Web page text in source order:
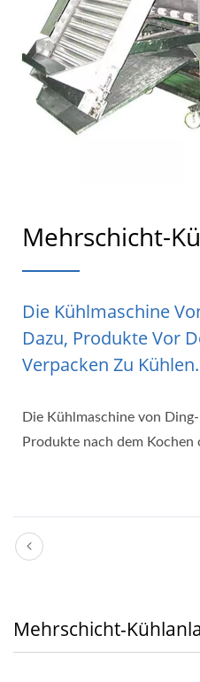
Mehrschicht-
Die Kühlmaschine
Dazu, Produkte Vor
Verpacken Zu Kühlen.
Die Kühlmaschine von
Produkte nach dem
Mehrschicht-